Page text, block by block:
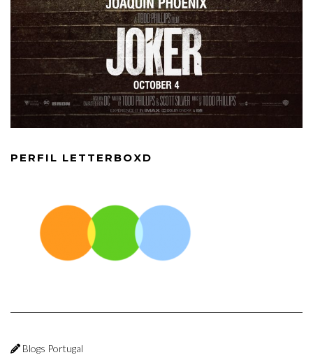
PERFIL LETTERBOXD
Blogs Portugal